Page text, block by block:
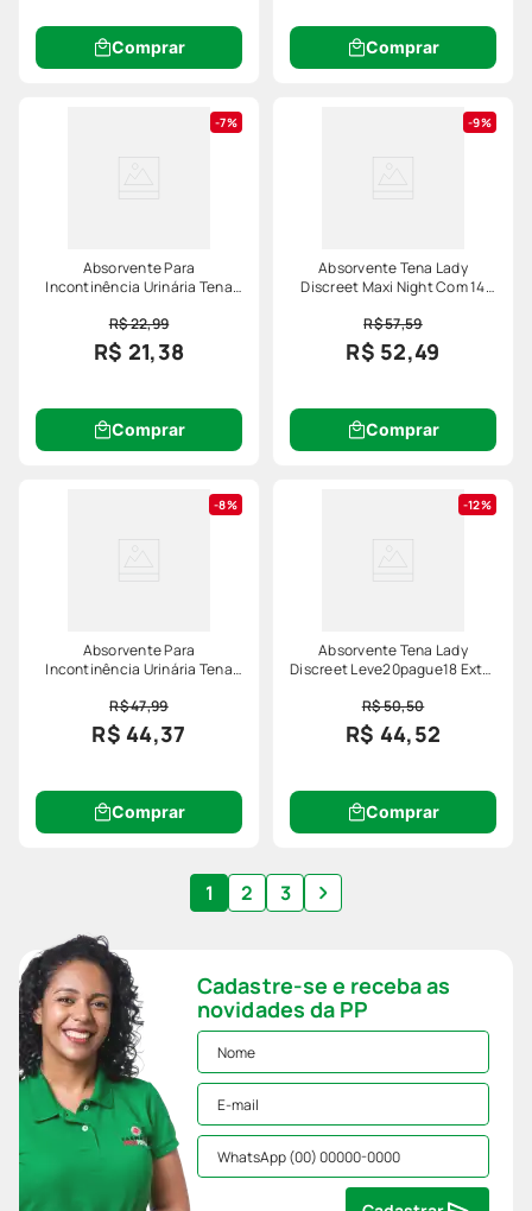
Comprar Comprar
7%
Absorvente Para
Incontinência Urinária Tena
Unidades
R$ 22,99
R$ 21,38
Comprar
9%
Absorvente Tena Lady
Discreet Maxi Night Com 14
R$ 57,59
R$ 52,49
Comprar
8%
Absorvente Para
Incontinência Urinária Tena
Unidades
R$ 47,99
R$ 44,37
Comprar
12%
Absorvente Tena Lady
Discreet Leve20pague18 Extra
R$ 50,50
R$ 44,52
Comprar
1 2 3
Cadastre-se e receba as
novidades da PP